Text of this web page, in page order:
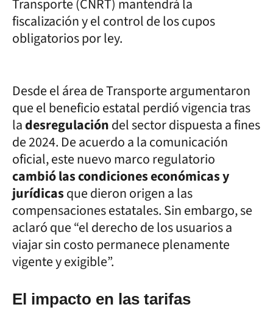
Transporte (CNRT) mantendrá la
fiscalización y el control de los cupos
obligatorios por ley.
Desde el área de Transporte argumentaron
que el beneficio estatal perdió vigencia tras
ladesregulacióndel sector dispuesta a fines
de 2024. De acuerdo a la comunicación
oficial, este nuevo marco regulatorio
cambió las condiciones económicas y
jurídicasque dieron origen a las
compensaciones estatales. Sin embargo, se
aclaró que “el derecho de los usuarios a
viajar sin costo permanece plenamente
vigente y exigible”.
El impacto en las tarifas